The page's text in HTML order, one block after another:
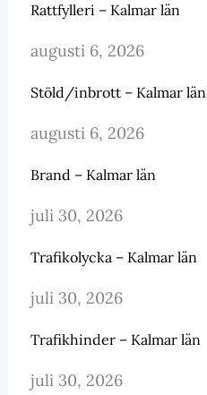
Rattfylleri – Kalmar län
augusti 6, 2026
Stöld/inbrott – Kalmar län
augusti 6, 2026
Brand – Kalmar län
juli 30, 2026
Trafikolycka – Kalmar län
juli 30, 2026
Trafikhinder – Kalmar län
juli 30, 2026